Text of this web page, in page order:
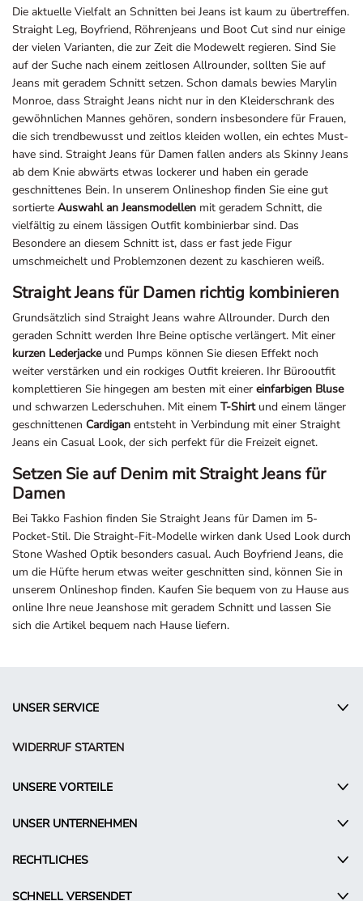
Die aktuelle Vielfalt an Schnitten bei Jeans ist kaum zu übertreffen.
Straight Leg, Boyfriend, Röhrenjeans und Boot Cut sind nur einige
der vielen Varianten, die zur Zeit die Modewelt regieren. Sind Sie
auf der Suche nach einem zeitlosen Allrounder, sollten Sie auf
Jeans mit geradem Schnitt setzen. Schon damals bewies Marylin
Monroe, dass Straight Jeans nicht nur in den Kleiderschrank des
gewöhnlichen Mannes gehören, sondern insbesondere für Frauen,
die sich trendbewusst und zeitlos kleiden wollen, ein echtes Must-
have sind. Straight Jeans für Damen fallen anders als Skinny Jeans
ab dem Knie abwärts etwas lockerer und haben ein gerade
geschnittenes Bein. In unserem Onlineshop finden Sie eine gut
sortierte Auswahl an Jeansmodellen mit geradem Schnitt, die
vielfältig zu einem lässigen Outfit kombinierbar sind. Das
Besondere an diesem Schnitt ist, dass er fast jede Figur
umschmeichelt und Problemzonen dezent zu kaschieren weiß.
Straight Jeans für Damen richtig kombinieren
Grundsätzlich sind Straight Jeans wahre Allrounder. Durch den
geraden Schnitt werden Ihre Beine optische verlängert. Mit einer
kurzen Lederjackeund Pumps können Sie diesen Effekt noch
weiter verstärken und ein rockiges Outfit kreieren. Ihr Bürooutfit
komplettieren Sie hingegen am besten mit einer einfarbigen Bluse
und schwarzen Lederschuhen. Mit einem T-Shirtund einem länger
geschnittenen Cardigan entsteht in Verbindung mit einer Straight
Jeans ein Casual Look, der sich perfekt für die Freizeit eignet.
Setzen Sie auf Denim mit Straight Jeans für
Damen
Bei Takko Fashion finden Sie Straight Jeans für Damen im 5-
Pocket-Stil. Die Straight-Fit-Modelle wirken dank Used Look durch
Stone Washed Optik besonders casual. Auch Boyfriend Jeans, die
um die Hüfte herum etwas weiter geschnitten sind, können Sie in
unserem Onlineshop finden. Kaufen Sie bequem von zu Hause aus
online Ihre neue Jeanshose mit geradem Schnitt und lassen Sie
sich die Artikel bequem nach Hause liefern.
UNSER SERVICE
WIDERRUF STARTEN
UNSERE VORTEILE
UNSER UNTERNEHMEN
RECHTLICHES
SCHNELL VERSENDET